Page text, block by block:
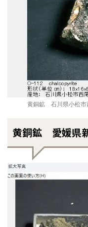
黄銅鉱 石川県小松
黄銅鉱 愛媛県